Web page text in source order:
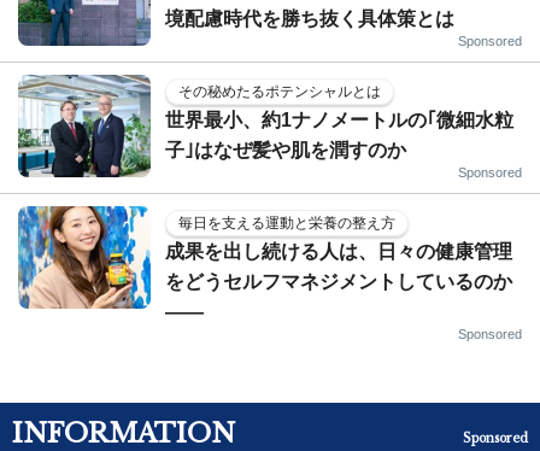
境配慮時代を勝ち抜く具体策とは
Sponsored
その秘めたるポテンシャルとは
世界最小、約1ナノメートルの｢微細水粒
子｣はなぜ髪や肌を潤すのか
Sponsored
毎日を支える運動と栄養の整え方
成果を出し続ける人は、日々の健康管理
をどうセルフマネジメントしているのか
——
Sponsored
INFORMATION Sponsored